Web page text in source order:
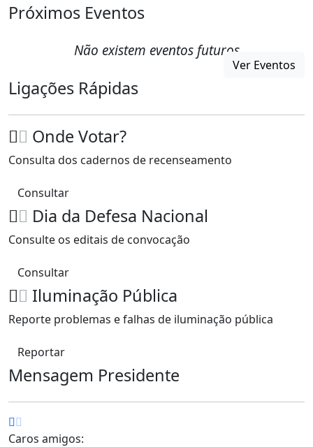
Próximos Eventos
Não existem eventos futuros
Ver Eventos
Ligações Rápidas
Onde Votar?
Consulta dos cadernos de recenseamento
Consultar
Dia da Defesa Nacional
Consulte os editais de convocação
Consultar
Iluminação Pública
Reporte problemas e falhas de iluminação pública
Reportar
Mensagem Presidente
Caros amigos: